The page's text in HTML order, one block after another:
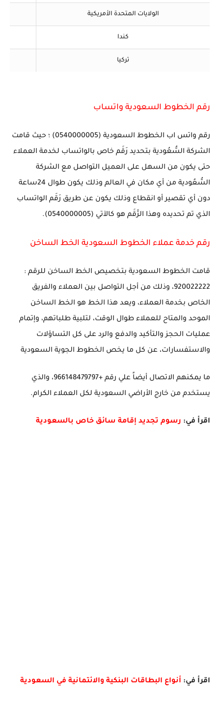
الولايات المتحدة الأمريكية
كندا
تركيا
رقم الخطوط السعودية واتساب
رقم واتس اب الخطوط السعودية (0540000005) ؛ حيث قامت
الشركة السُّعُودية بتحديد رَقَم خاص بالواتساب لخدمة العملاء
حتى يكون من السهل على العميل التواصل مع الشركة
السُّعُودية من أي مكان في العالم وذلك يكون طوال 24ساعة
دون أي تقصير أو انقطاع وذلك يكون عن طريق رَقَم الواتساب
الذي تم تحديده وهذا الرَّقَم هو كالآتي (0540000005).
رقم خدمة عملاء الخطوط السعودية الخط الساخن
قامت الخطوط السعودية بتخصيص الخط الساخن للرقم :
920022222، وذلك من أجل التواصل بين العملاء والفريق
الخاص بخدمة العملاء، ويعد هذا الخط هو الخط الساخن
الموحد والمتاح للعملاء طوال الوقت، لتلبية طلباتهم، وإتمام
عمليات الحجز والتأكيد والدفع والرد على كل التساؤلات
والاستفسارات، عن كل ما يخص الخطوط الجوية السعودية
ما يمكنهم الاتصال أيضاً علي رقم +966148479797، والذي
يستخدم من خارج الأراضي السعودية لكل العملاء الكرام.
اقرأ في: رسوم تجديد إقامة سائق خاص بالسعودية
اقرأ في: أنواع البطاقات البنكية والائتمانية في السعودية